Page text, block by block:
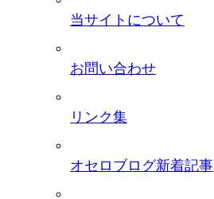
当サイトについて
お問い合わせ
リンク集
オセロブログ新着記事